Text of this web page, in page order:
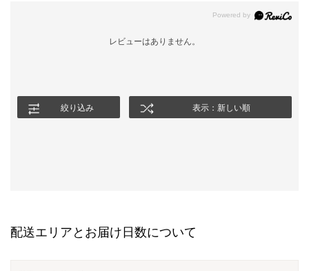
レビューはありません。
絞り込み 表示：新しい順
配送エリアとお届け日数について